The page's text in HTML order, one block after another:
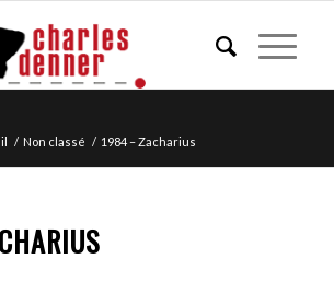
/ Non classé / 1984 – Zacharius